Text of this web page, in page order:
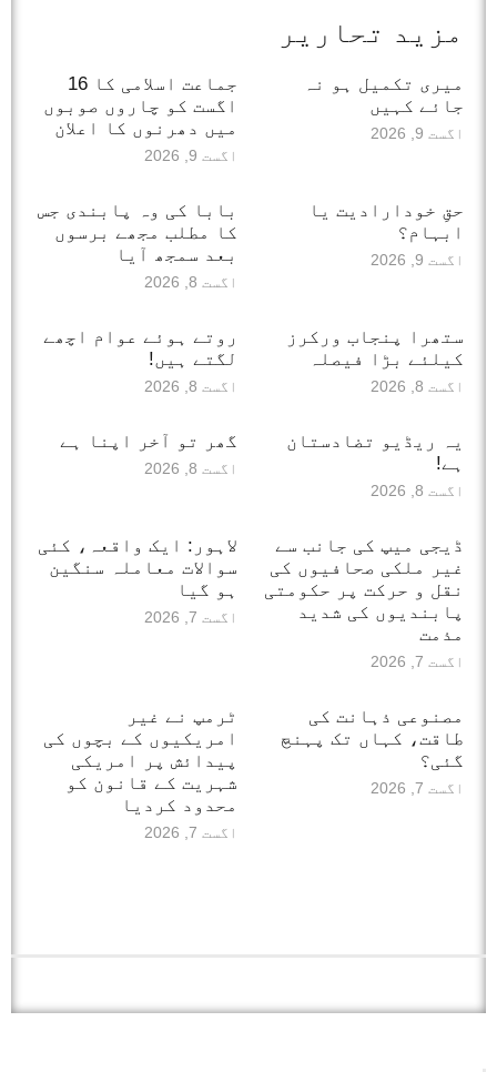
مزید تحاریر
میری تکمیل ہو نہ
جائے کہیں
اگست 9, 2026
جماعت اسلامی کا 16
اگست کو چاروں صوبوں
میں دھرنوں کا اعلان
اگست 9, 2026
حقِ خودارادیت یا
ابہام؟
اگست 9, 2026
بابا کی وہ پابندی جس
کا مطلب مجھے برسوں
بعد سمجھ آیا
اگست 8, 2026
ستھرا پنجاب ورکرز
کیلئے بڑا فیصلہ
اگست 8, 2026
روتے ہوئے عوام اچھے
لگتے ہیں!
اگست 8, 2026
یہ ریڈیو تضادستان
ہے!
اگست 8, 2026
گھر تو آخر اپنا ہے
اگست 8, 2026
ڈیجی میپ کی جانب سے
غیر ملکی صحافیوں کی
نقل و حرکت پر حکومتی
پابندیوں کی شدید
مذمت
اگست 7, 2026
لاہور: ایک واقعہ، کئی
سوالات معاملہ سنگین
ہو گیا
اگست 7, 2026
مصنوعی ذہانت کی
طاقت، کہاں تک پہنچ
گئی؟
اگست 7, 2026
ٹرمپ نے غیر
امریکیوں کے بچوں کی
پیدائش پر امریکی
شہریت کے قانون کو
محدود کردیا
اگست 7, 2026